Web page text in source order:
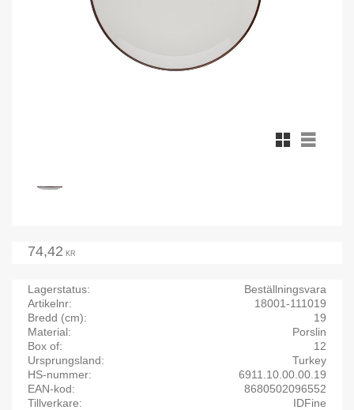
Rutnätsvy
Listvy
74,42 KR
Lagerstatus
Beställningsvara
Artikelnr
18001-111019
Bredd (cm)
19
Material
Porslin
Box of
12
Ursprungsland
Turkey
HS-nummer
6911.10.00.00.19
EAN-kod
8680502096552
Tillverkare
IDFine